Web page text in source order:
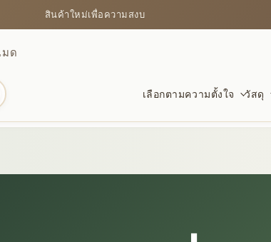
สินค้าใหม่เพื่อความสงบ
ด
เลือกตามความตั้งใจ วัสดุ